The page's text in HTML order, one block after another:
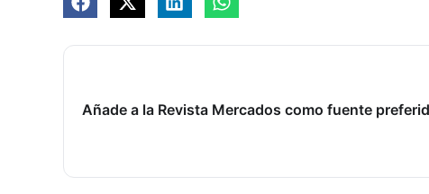
Añade a la Revista Mercados como fuente